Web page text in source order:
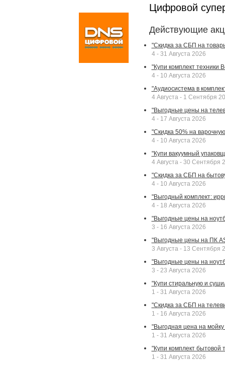
Цифровой
Действующие
"Скидка за СБП на
4 - 31 Августа 2026
"Купи комплект техники
4 - 10 Августа 2026
"Аудиосистема в
4 Августа - 1 Сентября
"Выгодные цены на
4 - 17 Августа 2026
"Скидка 50% на
4 - 10 Августа 2026
"Купи вакуумный
4 Августа - 30 Сентября
"Скидка за СБП на
4 - 10 Августа 2026
"Выгодный комплект:
4 - 18 Августа 2026
"Выгодные цены на
3 - 16 Августа 2026
"Выгодные цены на ПК
3 Августа - 13 Сентября
"Выгодные цены на
3 - 23 Августа 2026
"Купи стиральную и
1 - 31 Августа 2026
"Скидка за СБП на
1 - 16 Августа 2026
"Выгодная цена на
1 - 31 Августа 2026
"Купи комплект бытовой
1 - 31 Августа 2026